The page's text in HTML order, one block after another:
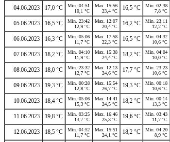
04.06.2023 17,0 °C
Min. 04:51
10,1 °C
Max. 15:56
23,4 °C
16,5 °C
Min. 02:38
7,8 °C
05.06.2023 16,5 °C
Min. 23:42
12,9 °C
Max. 12:07
20,4 °C
16,2 °C
Min. 23:11
12,2 °C
06.06.2023 16,3 °C
Min. 05:06
11,7 °C
Max. 17:58
22,3 °C
16,5 °C
Min. 04:32
10,6 °C
07.06.2023 18,2 °C
Min. 04:10
11,9 °C
Max. 15:38
24,4 °C
18,2 °C
Min. 04:04
10,0 °C
08.06.2023 18,0 °C
Min. 23:32
12,7 °C
Max. 12:13
24,6 °C
17,7 °C
Min. 23:23
10,6 °C
09.06.2023 19,3 °C
Min. 00:28
12,8 °C
Max. 15:54
26,7 °C
19,3 °C
Min. 00:18
10,6 °C
10.06.2023 18,4 °C
Min. 05:06
15,3 °C
Max. 14:41
24,5 °C
18,2 °C
Min. 00:14
13,3 °C
11.06.2023 19,8 °C
Min. 03:25
13,7 °C
Max. 16:46
25,3 °C
19,6 °C
Min. 03:43
11,7 °C
12.06.2023 18,5 °C
Min. 04:52
11,7 °C
Max. 15:51
24,1 °C
18,2 °C
Min. 04:20
8,9 °C